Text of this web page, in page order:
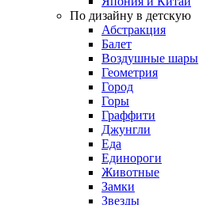
По дизайну в детскую
Абстракция
Балет
Воздушные шары
Геометрия
Город
Горы
Граффити
Джунгли
Еда
Единороги
Животные
Замки
Звезды